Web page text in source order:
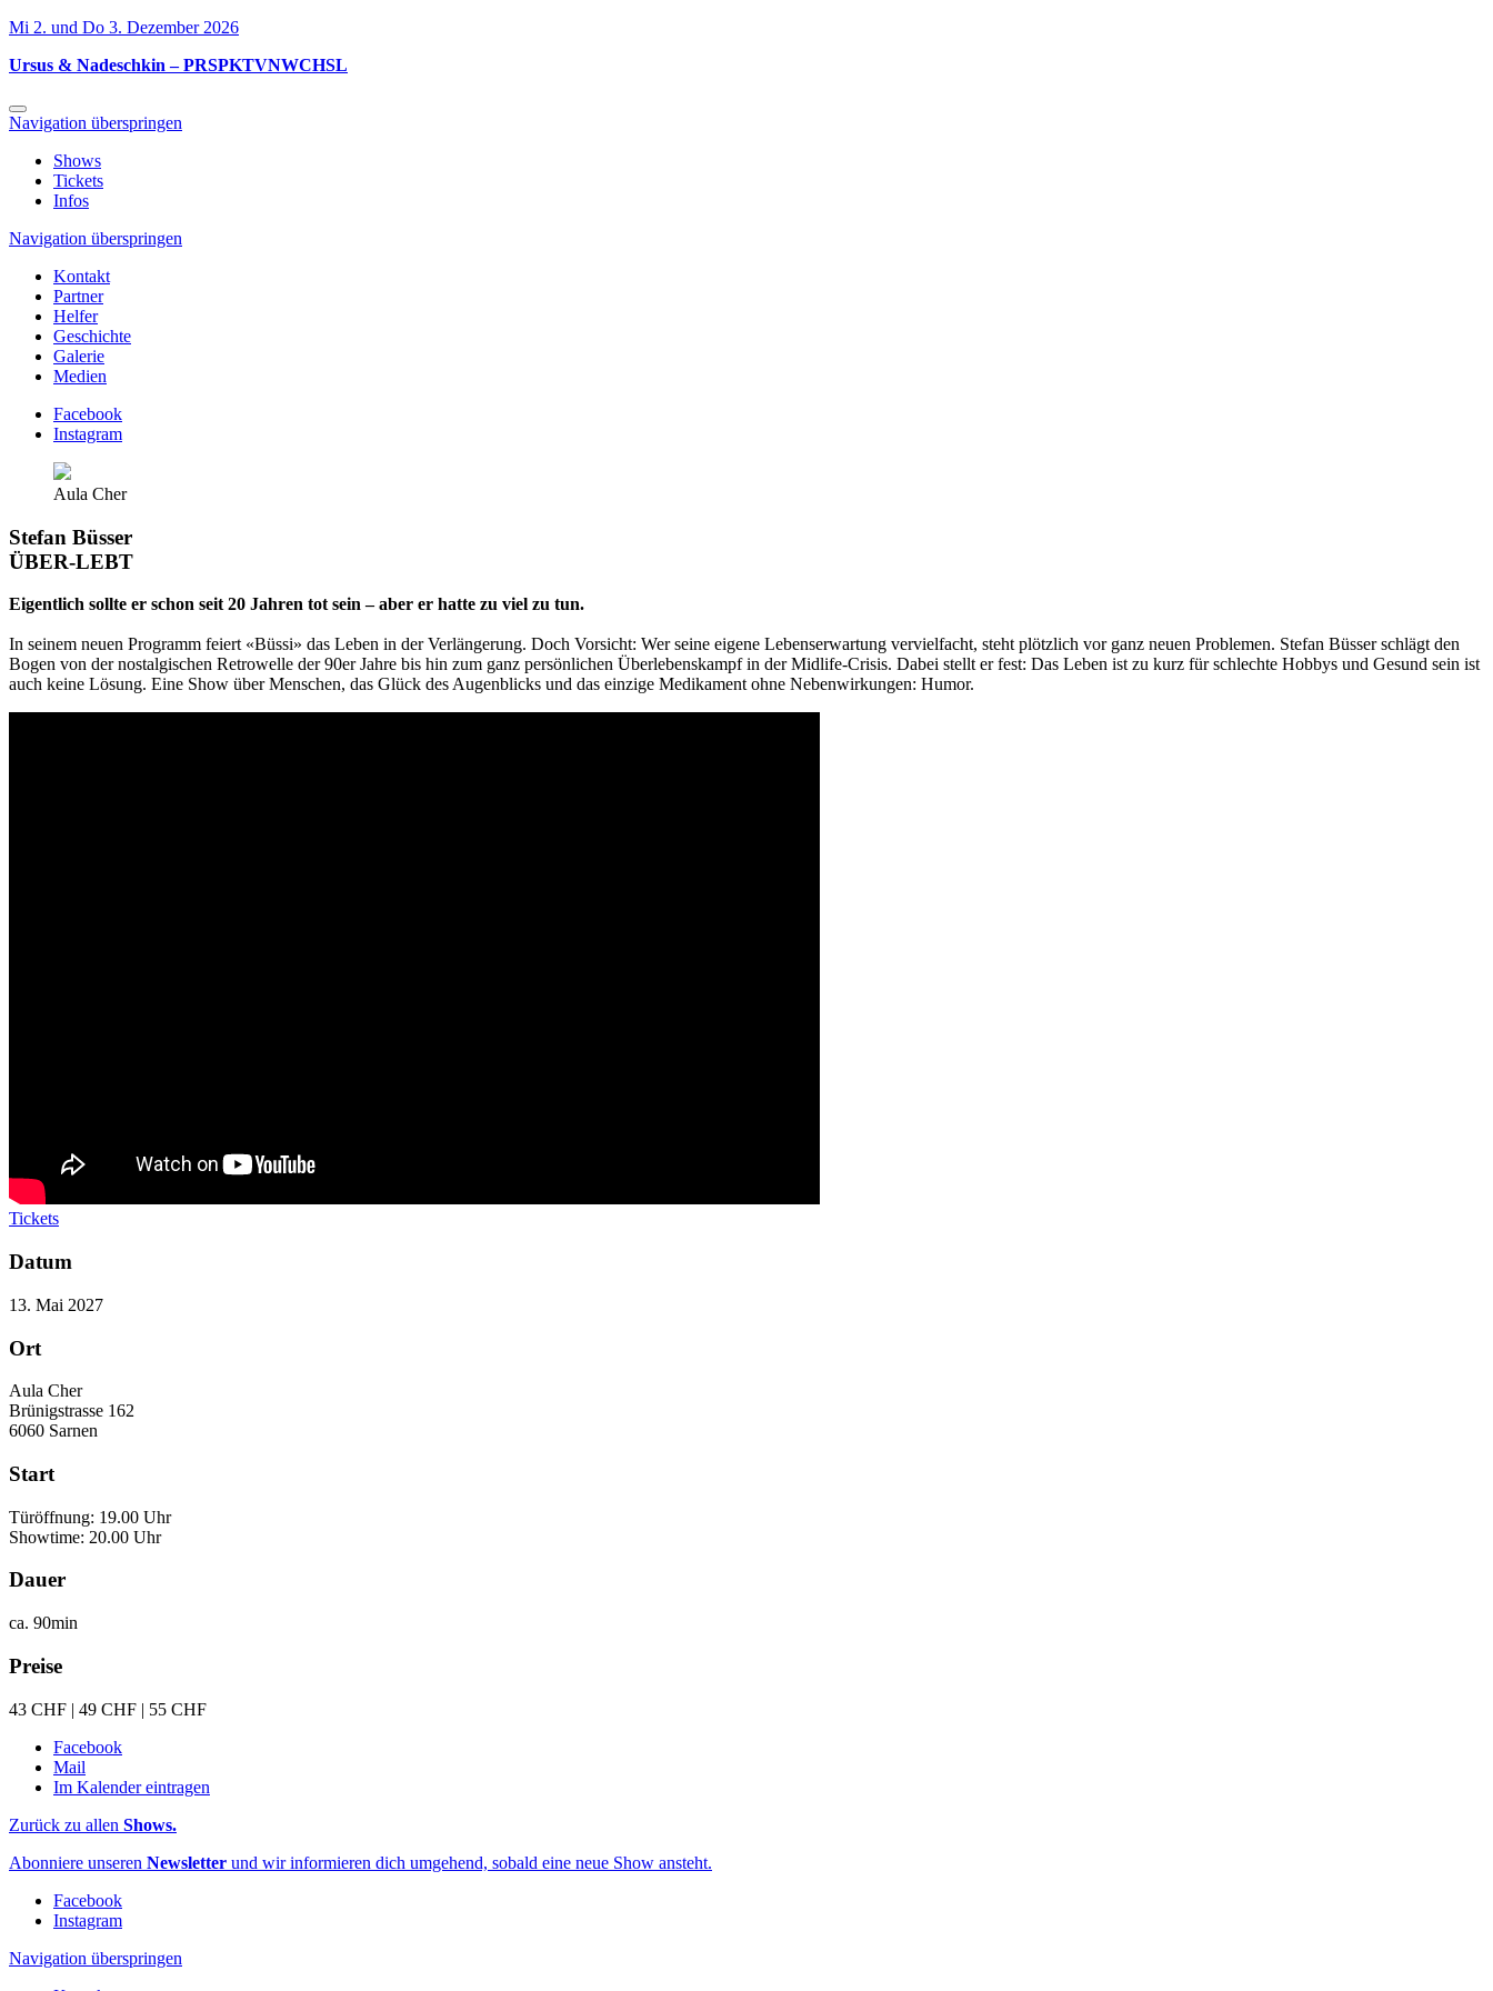
Mi 2. und Do 3. Dezember 2026
Ursus & Nadeschkin – PRSPKTVNWCHSL
Navigation überspringen
Shows
Tickets
Infos
Navigation überspringen
Kontakt
Partner
Helfer
Geschichte
Galerie
Medien
Facebook
Instagram
Aula Cher
Stefan Büsser
ÜBER-LEBT
Eigentlich sollte er schon seit 20 Jahren tot sein – aber er hatte zu viel zu tun.
In seinem neuen Programm feiert «Büssi» das Leben in der Verlängerung. Doch Vorsicht: Wer seine eigene Lebenserwartung vervielfacht, steht plötzlich vor ganz neuen Problemen. Stefan Büsser schlägt den
Bogen von der nostalgischen Retrowelle der 90er Jahre bis hin zum ganz persönlichen Überlebenskampf in der Midlife-Crisis. Dabei stellt er fest: Das Leben ist zu kurz für schlechte Hobbys und Gesund sein ist
auch keine Lösung. Eine Show über Menschen, das Glück des Augenblicks und das einzige Medikament ohne Nebenwirkungen: Humor.
Tickets
Datum
13. Mai 2027
Ort
Aula Cher
Brünigstrasse 162
6060 Sarnen
Start
Türöffnung: 19.00 Uhr
Showtime: 20.00 Uhr
Dauer
ca. 90min
Preise
43 CHF | 49 CHF | 55 CHF
Facebook
Mail
Im Kalender eintragen
Zurück zu allen Shows.
Abonniere unseren Newsletter und wir informieren dich umgehend, sobald eine neue Show ansteht.
Facebook
Instagram
Navigation überspringen